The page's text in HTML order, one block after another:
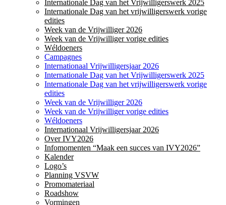
Internationale Dag van het Vrijwilligerswerk 2025
Internationale Dag van het vrijwilligerswerk vorige
edities
Week van de Vrijwilliger 2026
Week van de Vrijwilliger vorige edities
Wéldoeners
Campagnes
Internationaal Vrijwilligersjaar 2026
Internationale Dag van het Vrijwilligerswerk 2025
Internationale Dag van het vrijwilligerswerk vorige
edities
Week van de Vrijwilliger 2026
Week van de Vrijwilliger vorige edities
Wéldoeners
Internationaal Vrijwilligersjaar 2026
Over IVY2026
Infomomenten “Maak een succes van IVY2026”
Kalender
Logo’s
Planning VSVW
Promomateriaal
Roadshow
Vormingen